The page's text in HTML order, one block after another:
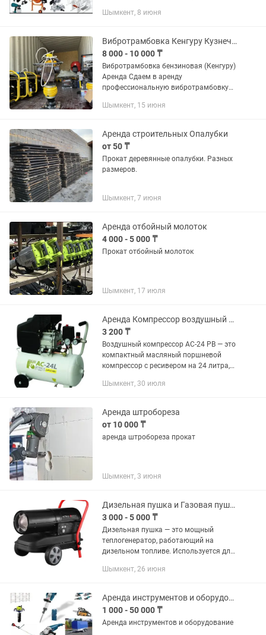
Шымкент, 8 июня
Вибротрамбовка Кенгуру Кузнечик Аренда инструментов Прокат
8 000 - 10 000 ₸
Вибротрамбовка бензиновая (Кенгуру)
Аренда Сдаем в аренду
профессиональную вибротрамбовку
асфальта. Применяется при
Шымкент, 15 июня
Аренда строительных Опалубки
от 50 ₸
Прокат деревянные опалубки. Разных
размеров.
Шымкент, 7 июня
Аренда отбойный молоток
4 000 - 5 000 ₸
Прокат отбойный молоток
Шымкент, 17 июля
Аренда Компрессор воздушный 24л
3 200 ₸
Воздушный компрессор АС-24 РВ — это
компактный масляный поршневой
компрессор с ресивером на 24 литра,
воздуха к пневмоинструменту,
Шымкент, 30 июля
Аренда штробореза
от 10 000 ₸
аренда штробореза прокат
Шымкент, 3 июня
Дизельная пушка и Газовая пушка
3 000 - 5 000 ₸
Дизельная пушка — это мощный
теплогенератор, работающий на
дизельном топливе. Используется для
строительных площадок, ангаров или
1....
Шымкент, 26 июня
Аренда инструментов и оборудование
1 000 - 50 000 ₸
Аренда инструментов и оборудование